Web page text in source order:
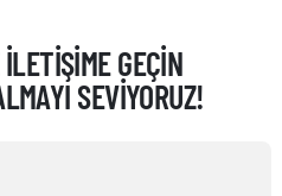
GEÇIN
SEVIYORUZ!